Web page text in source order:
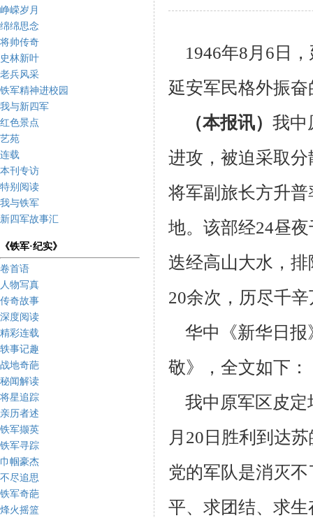
峥嵘岁月
绵绵思念
将帅传奇
史林新叶
老兵风采
铁军精神进校园
我与新四军
红色景点
艺苑
连载
本刊专访
特别阅读
我与铁军
新四军故事汇
《铁军·纪实》
卷首语
人物写真
传奇故事
深度阅读
精彩连载
轶事记趣
战地奇葩
秘闻解读
将星追踪
亲历者述
铁军撷英
铁军寻踪
巾帼豪杰
不尽追思
铁军奇葩
烽火摇篮
1946年8月6日
延安军民格外振
（本报讯） 我中
进攻，被迫采取
将军副旅长方升普
地。该部经24昼
迭经高山大水，
20余次，历尽千
华中《新华日报
敬》，全文如下：
我中原军区皮定
月20日胜利到达
党的军队是消灭不
平、求团结、求